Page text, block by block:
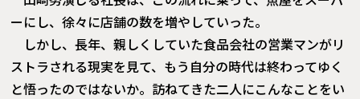
ーにし、徐々に店舗の数を増やしていった。
しかし、長年、親しくしていた食品会社の営業マンがリ
ストラされる現実を見て、もう自分の時代は終わってゆく
と悟ったのではないか。訪ねてきた二人にこんなことをい